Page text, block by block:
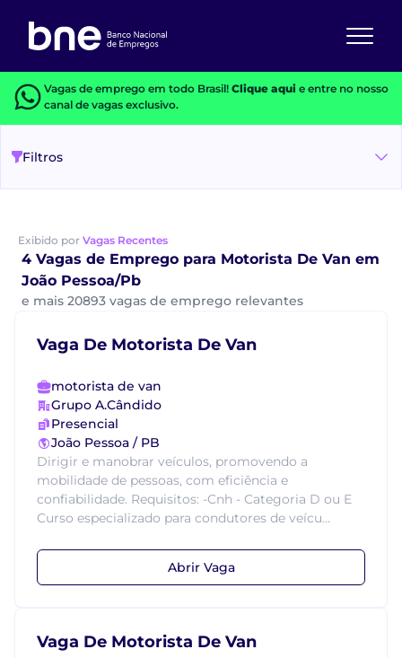
Vagas de emprego em todo Brasil! Clique aquie entre no nosso
canal de vagas exclusivo.
Filtros
Exibido por Vagas Recentes
4 Vagas de Emprego para Motorista De Van em
João Pessoa/Pb
e mais 20893 vagas de emprego relevantes
Vaga De Motorista De Van
motorista de van
Grupo A.Cândido
Presencial
João Pessoa / PB
Dirigir e manobrar veículos, promovendo a
mobilidade de pessoas, com eficiência e
confiabilidade. Requisitos: -Cnh - Categoria D ou E
Curso especializado para condutores de veícu...
Abrir Vaga
Vaga De Motorista De Van